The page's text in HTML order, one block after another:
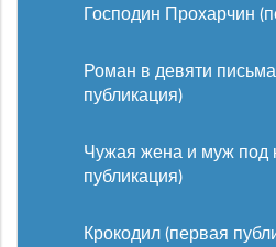
Господин Прохарчин
Роман в девяти
публикация)
Чужая жена и муж под
публикация)
Крокодил (первая